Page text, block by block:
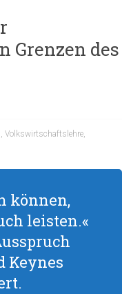
Grenzen des
,Volkswirtschaftslehre,
können,
leisten.«
Keynes